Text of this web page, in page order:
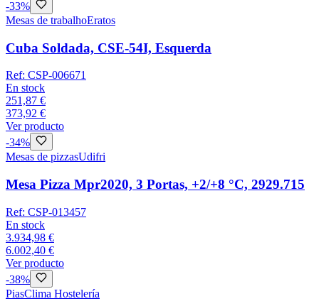
-33%
Mesas de trabalhoEratos
Cuba Soldada, CSE-54I, Esquerda
Ref: CSP-006671
En stock
251,87 €
373,92 €
Ver producto
-34%
Mesas de pizzasUdifri
Mesa Pizza Mpr2020, 3 Portas, +2/+8 °C, 2929.715
Ref: CSP-013457
En stock
3.934,98 €
6.002,40 €
Ver producto
-38%
PiasClima Hostelería